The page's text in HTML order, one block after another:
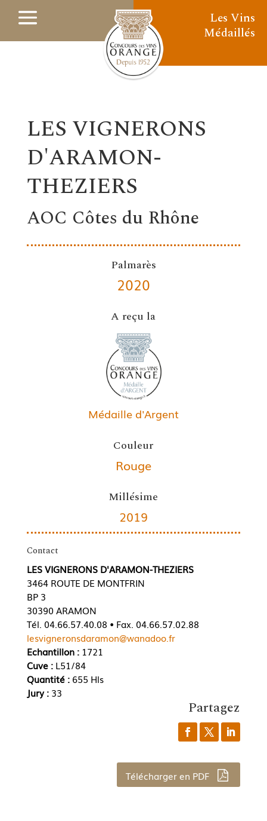
Les Vins
Médaillés
LES VIGNERONS
D'ARAMON-
THEZIERS
AOC Côtes du Rhône
Palmarès
2020
A reçu la
Médaille d'Argent
Couleur
Rouge
Millésime
2019
Contact
LES VIGNERONS D'ARAMON-THEZIERS
3464 ROUTE DE MONTFRIN
BP 3
30390 ARAMON
Tél. 04.66.57.40.08 • Fax. 04.66.57.02.88
lesvigneronsdaramon@wanadoo.fr
Echantillon :1721
Cuve : L51/84
Quantité : 655 Hls
Jury : 33
Partagez
Télécharger en PDF